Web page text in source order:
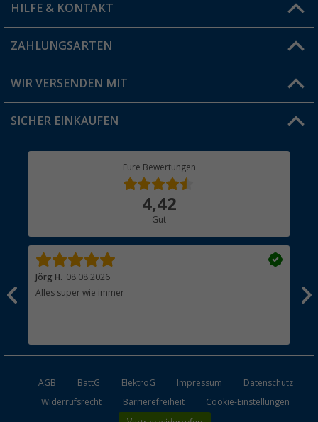
Vorteilskarte
Blog
Jobs & Karriere
HILFE & KONTAKT
FAQ & Kontakt
Versandinformationen
Rücksendung
ZAHLUNGSARTEN
WIR VERSENDEN MIT
SICHER EINKAUFEN
Eure Bewertungen
4,42
Gut
Jörg H. 08.08.2026
Alles super wie immer
AGB BattG ElektroG Impressum
Datenschutz
Widerrufsrecht
Barrierefreiheit Cookie-Einstellungen